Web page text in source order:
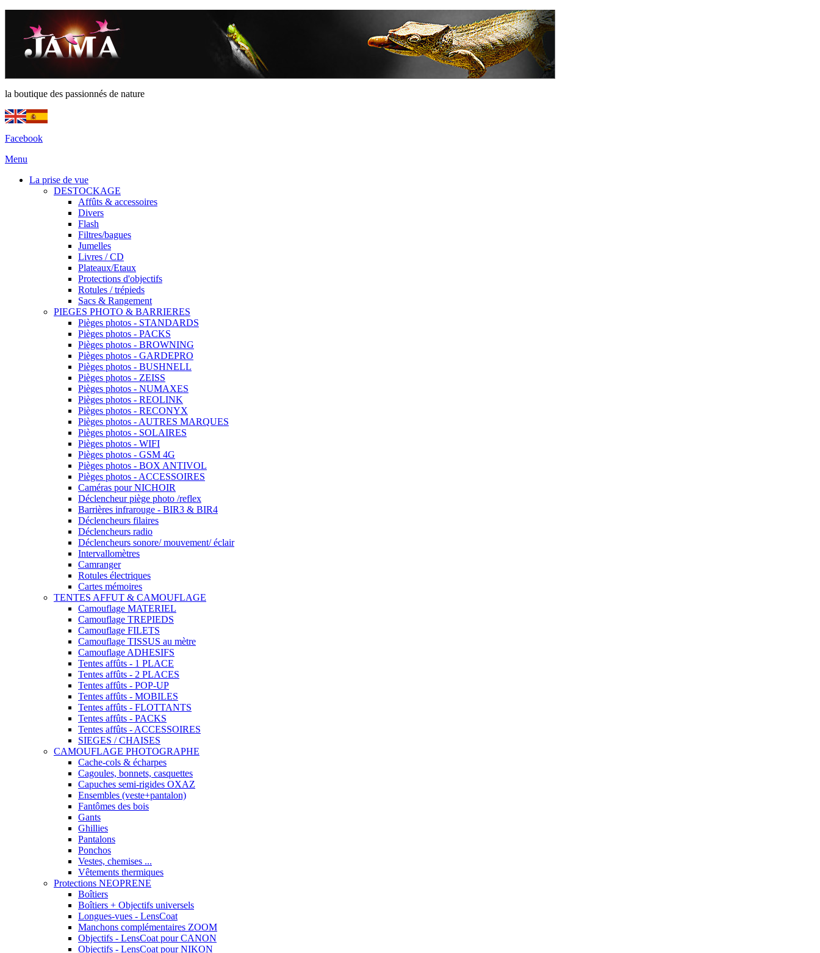
la boutique des passionnés de nature
Facebook
Menu
La prise de vue
DESTOCKAGE
Affûts & accessoires
Divers
Flash
Filtres/bagues
Jumelles
Livres / CD
Plateaux/Etaux
Protections d'objectifs
Rotules / trépieds
Sacs & Rangement
PIEGES PHOTO & BARRIERES
Pièges photos - STANDARDS
Pièges photos - PACKS
Pièges photos - BROWNING
Pièges photos - GARDEPRO
Pièges photos - BUSHNELL
Pièges photos - ZEISS
Pièges photos - NUMAXES
Pièges photos - REOLINK
Pièges photos - RECONYX
Pièges photos - AUTRES MARQUES
Pièges photos - SOLAIRES
Pièges photos - WIFI
Pièges photos - GSM 4G
Pièges photos - BOX ANTIVOL
Pièges photos - ACCESSOIRES
Caméras pour NICHOIR
Déclencheur piège photo /reflex
Barrières infrarouge - BIR3 & BIR4
Déclencheurs filaires
Déclencheurs radio
Déclencheurs sonore/ mouvement/ éclair
Intervallomètres
Camranger
Rotules électriques
Cartes mémoires
TENTES AFFUT & CAMOUFLAGE
Camouflage MATERIEL
Camouflage TREPIEDS
Camouflage FILETS
Camouflage TISSUS au mètre
Camouflage ADHESIFS
Tentes affûts - 1 PLACE
Tentes affûts - 2 PLACES
Tentes affûts - POP-UP
Tentes affûts - MOBILES
Tentes affûts - FLOTTANTS
Tentes affûts - PACKS
Tentes affûts - ACCESSOIRES
SIEGES / CHAISES
CAMOUFLAGE PHOTOGRAPHE
Cache-cols & écharpes
Cagoules, bonnets, casquettes
Capuches semi-rigides OXAZ
Ensembles (veste+pantalon)
Fantômes des bois
Gants
Ghillies
Pantalons
Ponchos
Vestes, chemises ...
Vêtements thermiques
Protections NEOPRENE
Boîtiers
Boîtiers + Objectifs universels
Longues-vues - LensCoat
Manchons complémentaires ZOOM
Objectifs - LensCoat pour CANON
Objectifs - LensCoat pour NIKON